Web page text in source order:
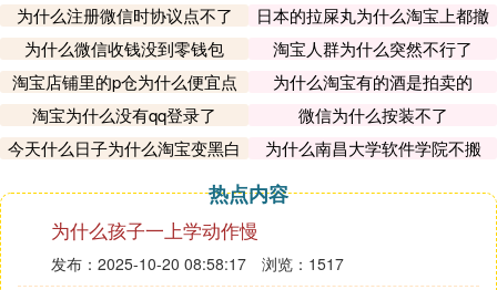
为什么注册微信时协议点不了
日本的拉屎丸为什么淘宝上都撤
了
为什么微信收钱没到零钱包
淘宝人群为什么突然不行了
淘宝店铺里的p仓为什么便宜点
为什么淘宝有的酒是拍卖的
淘宝为什么没有qq登录了
微信为什么按装不了
今天什么日子为什么淘宝变黑白
为什么南昌大学软件学院不搬
热点内容
为什么孩子一上学动作慢
发布：2025-10-20 08:58:17 浏览：1517